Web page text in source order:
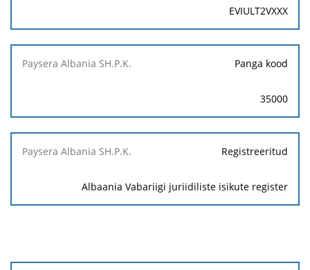
EVIULT2VXXX
Panga kood
35000
Registreeritud
Albaania Vabariigi juriidiliste isikute register